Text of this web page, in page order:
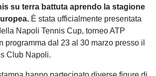
su terra battuta aprendo la stagione
È stata ufficialmente presentata
Napoli Tennis Cup, torneo ATP
programma dal 23 al 30 marzo presso il
Club Napoli.